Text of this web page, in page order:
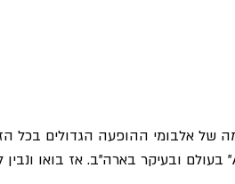
אלבומי ההופעה הגדולים בכל